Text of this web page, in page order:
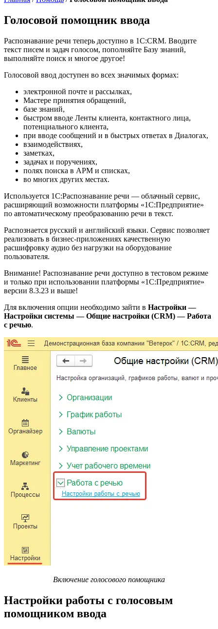
Голосовой помощник ввода
Распознавание речи теперь доступно в 1С:CRM. Вводите
текст писем и задач голосом, пополняйте Базу знаний,
выполняйте поиск и многое другое!
Голосовой ввод доступен во всех значимых формах:
электронной почте и рассылках,
Мастере принятия обращений,
базе знаний,
быстром вводе Ленты клиента, контактного лица,
потенциального клиента,
при вводе сообщений и в быстрых ответах в Диалогах,
взаимодействиях,
заметках,
задачах и поручениях,
полях поиска в АРМ и списках,
во многих других местах.
Используется 1С:Распознавание речи — облачный сервис,
расширяющий возможности платформы «1С:Предприятие»
по автоматическому преобразованию речи в текст.
Распознается русский и английский языки. Сервис позволяет
реализовать в бизнес-приложениях качественную
расшифровку аудио без нагрузки на оборудование
пользователя.
Внимание! Распознавание речи доступно в тестовом режиме
и только при использовании платформы «1С:Предприятие»
версии 8.3.23 и выше!
Для включения опции необходимо зайти в Настройки —
Настройки системы — Общие настройки (CRM) — Работа
с речью.
Включение голосового помощника
Настройки работы с голосовым
помощником ввода